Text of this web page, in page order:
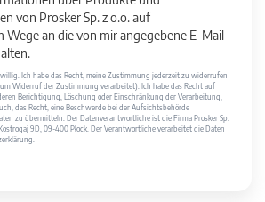
von Prosker Sp. z o.o. auf
Wege an die von mir angegebene E-Mail-
Ich habe das Recht, meine Zustimmung jederzeit zu widerrufen
Widerruf der Zustimmung verarbeitet). Ich habe das Recht auf
Berichtigung, Löschung oder Einschränkung der Verarbeitung,
das Recht, eine Beschwerde bei der Aufsichtsbehörde
zu übermitteln. Der Datenverantwortliche ist die Firma Prosker Sp.
9D, 09-400 Płock. Der Verantwortliche verarbeitet die Daten